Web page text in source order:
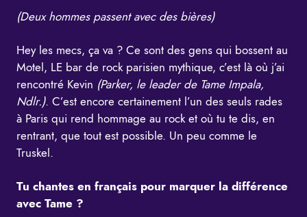
(Deux hommes passent avec des bières)
Hey les mecs, ça va ? Ce sont des gens qui bossent au
Motel, LE bar de rock parisien mythique, c’est là où j’ai
rencontré Kevin (Parker, le leader de Tame Impala,
Ndlr.). C’est encore certainement l’un des seuls rades
à Paris qui rend hommage au rock et où tu te dis, en
rentrant, que tout est possible. Un peu comme le
Truskel.
Tu chantes en français pour marquer la différence
avec Tame ?